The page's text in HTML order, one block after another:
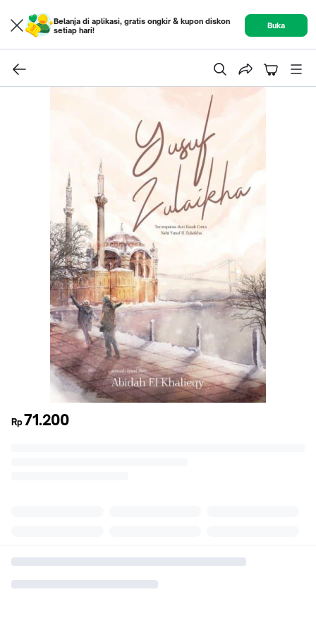
Belanja di aplikasi, gratis ongkir & kupon diskon
setiap hari!
Buka
Rp71.200